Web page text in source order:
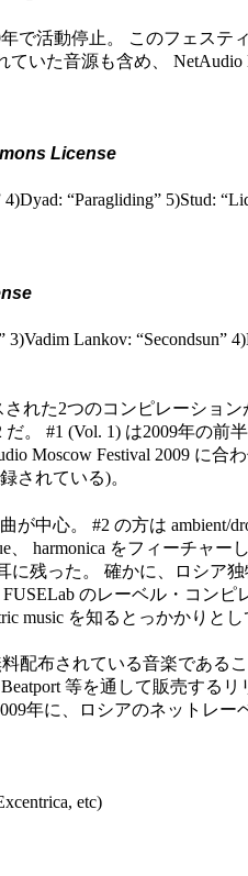
で活動停止。 このフェステ
いた音源も含め、 NetAudio
License
“Paragliding” 5)Stud:
Lankov: “Secondsun”
れた2つのコンピレーショ
#1 (Vol. 1) は2009年の前
Moscow Festival 2009 に
されている)。
中心。 #2 の方は ambient/
harmonica をフィーチャ
に残った。 確かに、ロシア
のレーベル・コン
music を知るとっかかりとし
配布されている音楽である
等を通して販売する
年に、ロシアのネットレ
etc)